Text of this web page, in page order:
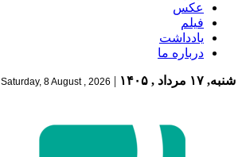
عکس
فیلم
یادداشت
درباره ما
شنبه, ۱۷ مرداد , ۱۴۰۵ |
Saturday, 8 August , 2026